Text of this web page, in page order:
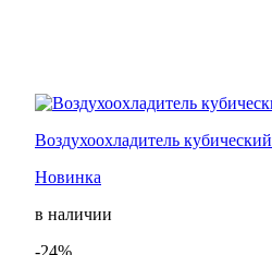
Воздухоохладитель
Новинка
в наличии